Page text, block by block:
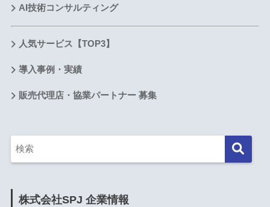
AI技術コンサルティング
人気サービス【TOP3】
導入事例・実績
販売代理店・協業パートナー 募集
株式会社SPJ 企業情報